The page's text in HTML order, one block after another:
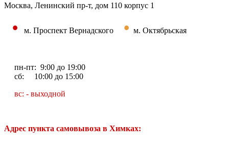
Москва, Ленинский пр-т, дом 110 корпус 1
• м. Проспект Вернадского • м. Октябрьская
пн-пт: 9:00 до 19:00
сб: 10:00 до 15:00
вс: - выходной
Адрес пункта самовывоза в Химках: